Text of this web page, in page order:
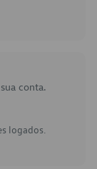
conta.
logados.